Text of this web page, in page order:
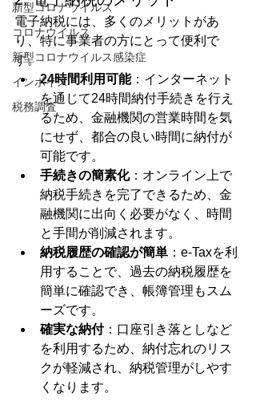
新型コロナウイルス
コロナウイルス
新型コロナウイルス感染症
インボイス
税務調査
電子納税には、多くのメリットがあ
り、特に事業者の方にとって便利で
す。
24時間利用可能：インターネット
を通じて24時間納付手続きを行え
るため、金融機関の営業時間を気
にせず、都合の良い時間に納付が
可能です。
手続きの簡素化：オンライン上で
納税手続きを完了できるため、金
融機関に出向く必要がなく、時間
と手間が削減されます。
納税履歴の確認が簡単 ：e-Taxを利
用することで、過去の納税履歴を
簡単に確認でき、帳簿管理もスム
ーズです。
確実な納付：口座引き落としなど
を利用するため、納付忘れのリス
クが軽減され、納税管理がしやす
くなります。